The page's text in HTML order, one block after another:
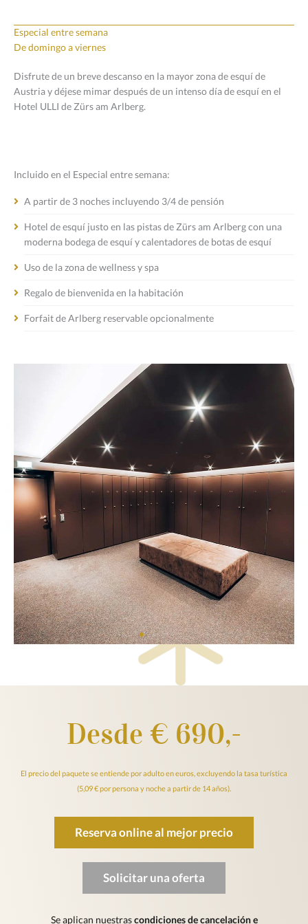
Especial entre semana
De domingo a viernes
Disfrute de un breve descanso en la mayor zona de esquí de
Austria y déjese mimar después de un intenso día de esquí en el
Hotel ULLI de Zürs am Arlberg.
Incluido en el Especial entre semana:
A partir de 3 noches incluyendo 3/4 de pensión
Hotel de esquí justo en las pistas de Zürs am Arlberg con una
moderna bodega de esquí y calentadores de botas de esquí
Uso de la zona de wellness y spa
Regalo de bienvenida en la habitación
Forfait de Arlberg reservable opcionalmente
Desde € 690,-
El precio del paquete se entiende por adulto en euros, excluyendo la tasa turística
(5,09 € por persona y noche a partir de 14 años).
Reserva online al mejor precio
Solicitar una oferta
Se aplican nuestrascondiciones de cancelación e